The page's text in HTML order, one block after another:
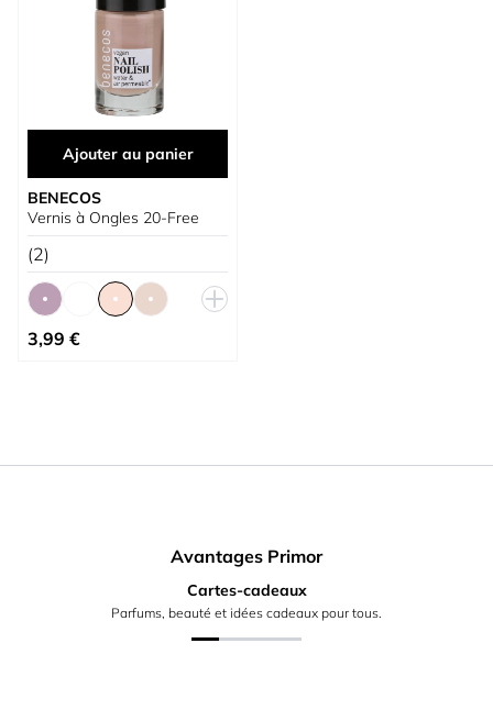
Ajouter au panier
BENECOS
Vernis à Ongles 20-Free
(2)
À partir de
3,99 €
Avantages Primor
Cartes-cadeaux
Parfums, beauté et idées cadeaux pour tous.